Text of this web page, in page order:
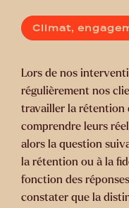
Climat,
Lors de nos
régulièrement nos
travailler la rétention
comprendre leurs
alors la question
la rétention ou à la
fonction des
constater que la